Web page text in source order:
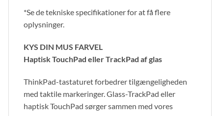
*Se de tekniske specifikationer for at få flere
oplysninger.
KYS DIN MUS FARVEL
Haptisk TouchPad eller TrackPad af glas
ThinkPad-tastaturet forbedrer tilgængeligheden
med taktile markeringer. Glass-TrackPad eller
haptisk TouchPad sørger sammen med vores